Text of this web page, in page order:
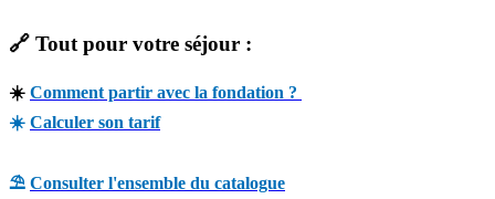
🔗 Tout pour votre séjour :
☀️ Comment partir avec la fondation ?
☀️ Calculer son tarif
⛱️ Consulter l'ensemble du catalogue